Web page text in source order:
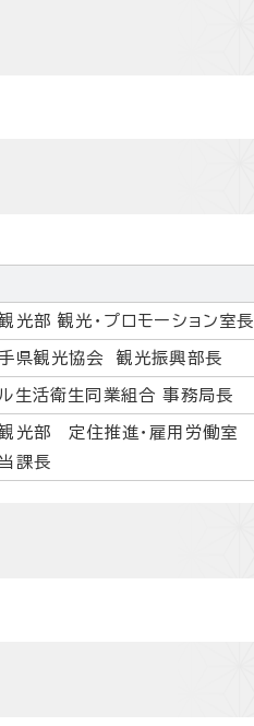
光部 観光・プロモーション室長
県観光協会 観光振興部長
生活衛生同業組合 事務局長
光部 定住推進・雇用労働室
課長